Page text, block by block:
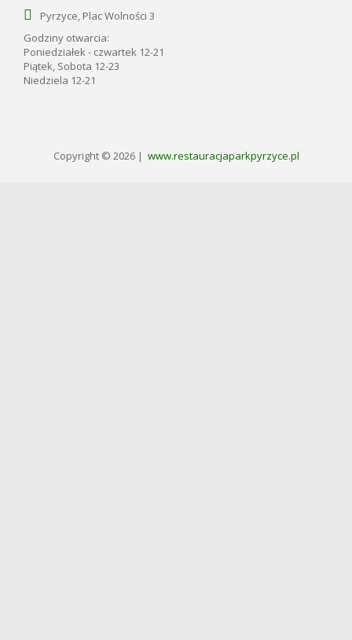
Pyrzyce, Plac Wolności 3
Godziny otwarcia:
Poniedziałek - czwartek 12-21
Piątek, Sobota 12-23
Niedziela 12-21
Copyright © 2026 | www.restauracjaparkpyrzyce.pl